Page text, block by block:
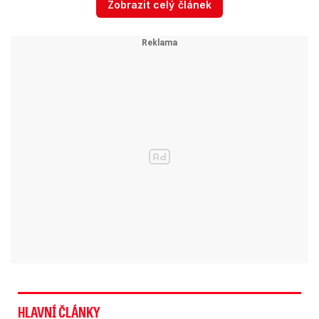
Úpravy u otcovského volna
narodí mrtvé či zemře v šestinedělí.
srovnává podmínky mužů a žen, které po úmrtí
Rozšíří se podle novely poskytování pohřebného
Zobrazit celý článek
HLAVNÍ ČLÁNKY